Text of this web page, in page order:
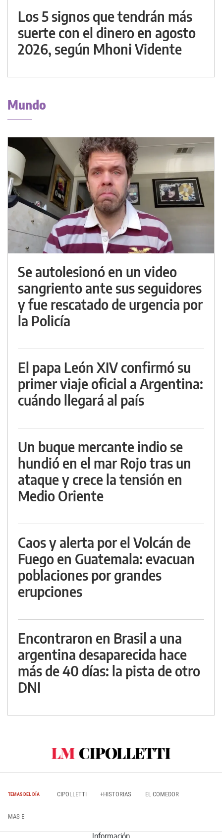
Los 5 signos que tendrán más
suerte con el dinero en agosto
2026, según Mhoni Vidente
Mundo
Se autolesionó en un video
sangriento ante sus seguidores
y fue rescatado de urgencia por
la Policía
El papa León XIV confirmó su
primer viaje oficial a Argentina:
cuándo llegará al país
Un buque mercante indio se
hundió en el mar Rojo tras un
ataque y crece la tensión en
Medio Oriente
Caos y alerta por el Volcán de
Fuego en Guatemala: evacuan
poblaciones por grandes
erupciones
Encontraron en Brasil a una
argentina desaparecida hace
más de 40 días: la pista de otro
DNI
TEMAS DEL DÍA CIPOLLETTI +HISTORIAS EL COMEDOR
MAS E
Información